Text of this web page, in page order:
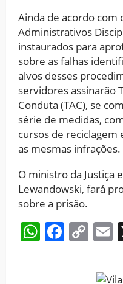
Ainda de acordo com
Administrativos
instaurados para
sobre as falhas
alvos desses
servidores assinarão
Conduta (TAC), se
série de medidas,
cursos de
as mesmas infrações.
O ministro da Justiça
Lewandowski, fará
sobre a prisão.